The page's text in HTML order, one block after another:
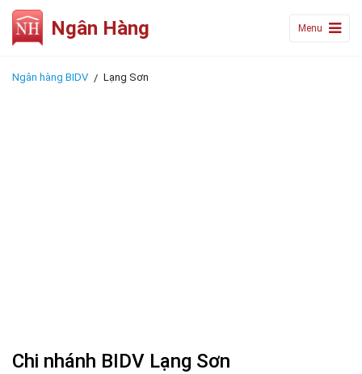
Ngân Hàng Menu
Ngân hàng BIDV Lạng Sơn
Chi nhánh BIDV Lạng Sơn